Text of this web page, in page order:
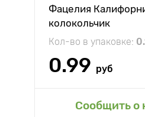
Фацелия
колокольчик
Кол-во в упаковке:
0.99 руб
Сообщить о